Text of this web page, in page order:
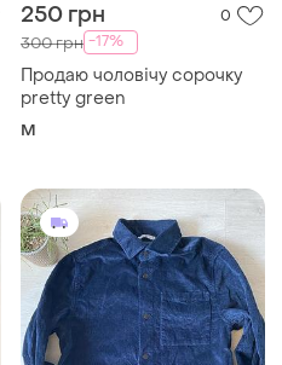
250 грн 0
300 грн -17%
Продаю чоловічу сорочку
pretty green
M